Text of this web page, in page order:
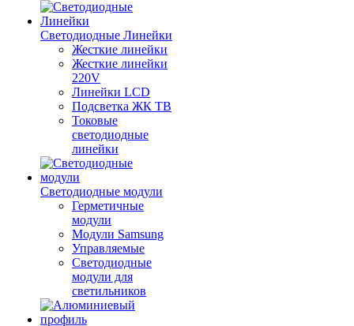
Светодиодные Линейки
Жесткие линейки
Жесткие линейки
220V
Линейки LCD
Подсветка ЖК ТВ
Токовые
светодиодные
линейки
Светодиодные модули
Герметичные
модули
Модули Samsung
Управляемые
Светодиодные
модули для
светильников